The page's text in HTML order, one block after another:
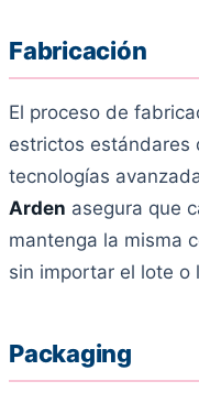
Fabricación
El proceso de
estrictos estándares
tecnologías
Arden asegura que
mantenga la misma
sin importar el lote o
Packaging